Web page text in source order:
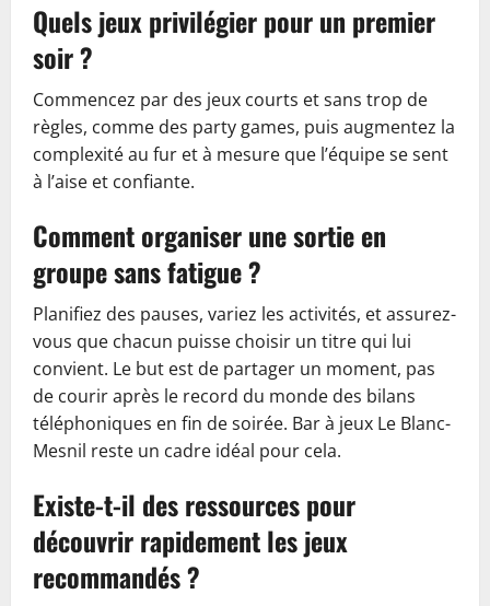
Quels jeux privilégier pour un premier
soir ?
Commencez par des jeux courts et sans trop de
règles, comme des party games, puis augmentez la
complexité au fur et à mesure que l’équipe se sent
à l’aise et confiante.
Comment organiser une sortie en
groupe sans fatigue ?
Planifiez des pauses, variez les activités, et assurez-
vous que chacun puisse choisir un titre qui lui
convient. Le but est de partager un moment, pas
de courir après le record du monde des bilans
téléphoniques en fin de soirée. Bar à jeux Le Blanc-
Mesnil reste un cadre idéal pour cela.
Existe-t-il des ressources pour
découvrir rapidement les jeux
recommandés ?